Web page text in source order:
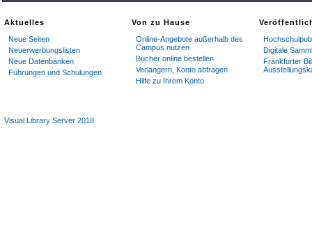
Aktuelles
Neue Seiten
Neuerwerbungslisten
Neue Datenbanken
Führungen und Schulungen
Von zu Hause
Online-Angebote außerhalb des
Campus nutzen
Bücher online bestellen
Verlängern, Konto abfragen
Hilfe zu Ihrem Konto
Digitale
Frankfurter
Visual Library Server 2018